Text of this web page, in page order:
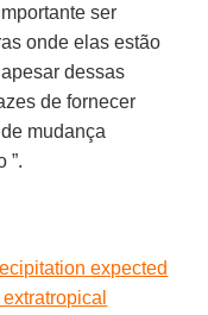
ser
onde elas estão
dessas
de fornecer
mudança
”.
expected